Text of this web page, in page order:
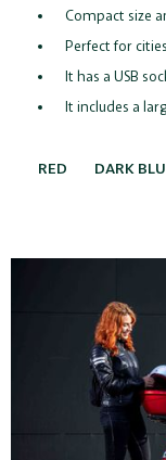
Compact size
Perfect for
It has a USB
It includes a
RED DARK